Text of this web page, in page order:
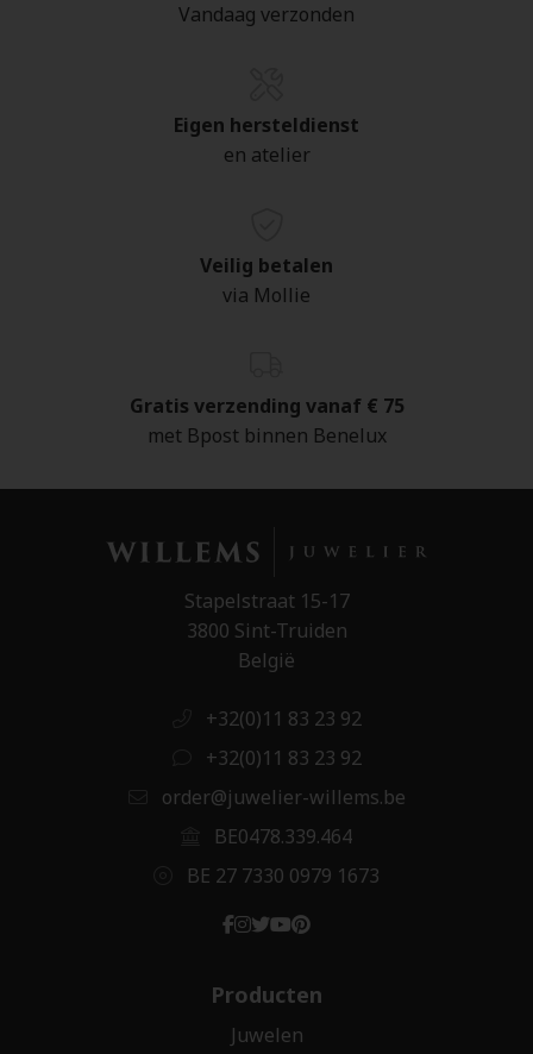
Vandaag verzonden
Eigen hersteldienst
en atelier
Veilig betalen
via Mollie
Gratis verzending vanaf € 75
met Bpost binnen Benelux
Stapelstraat 15-17
3800 Sint-Truiden
België
+32(0)11 83 23 92
+32(0)11 83 23 92
order@juwelier-willems.be
BE0478.339.464
BE 27 7330 0979 1673
Producten
Juwelen